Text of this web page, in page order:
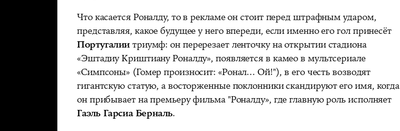
Что касается Роналду, то в рекламе он стоит перед штрафным ударом,
представляя, какое будущее у него впереди, если именно его гол принесёт
Португалиитриумф: он перерезает ленточку на открытии стадиона
«Эштадиу Криштиану Роналду», появляется в камео в мультсериале
«Симпсоны» (Гомер произносит: «Ронал... Ой!"), в его честь возводят
гигантскую статую, а восторженные поклонники скандируют его имя, когда
он прибывает на премьеру фильма "Роналду», где главную роль исполняет
Гаэль Гарсиа Берналь.